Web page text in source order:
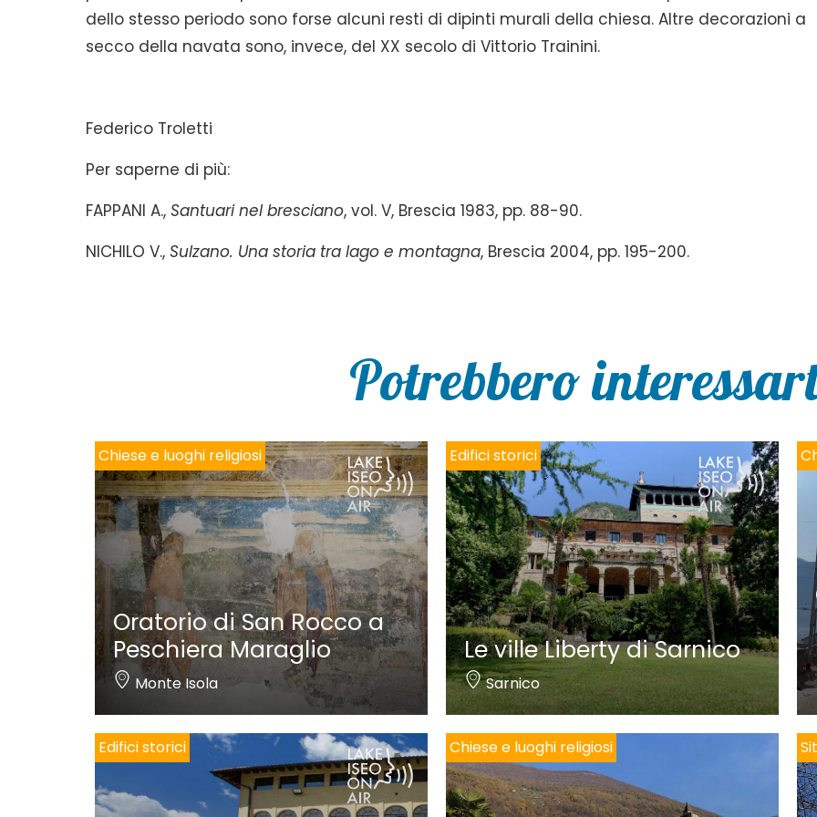
dello stesso periodo sono forse alcuni resti di dipinti murali della chiesa. Altre decorazioni a
secco della navata sono, invece, del XX secolo di Vittorio Trainini.
Federico Troletti
Per saperne di più:
FAPPANI A.,Santuari nel bresciano, vol. V, Brescia 1983, pp. 88-90.
NICHILO V.,Sulzano. Una storia tra lago e montagna, Brescia 2004, pp. 195-200.
Potrebbero
Chiese e luoghi religiosi
Oratorio di San Rocco a
Peschiera Maraglio
Monte Isola
Edifici storici
Le ville Liberty di Sarnico
Sarnico
Edifici storici Chiese e luoghi religiosi